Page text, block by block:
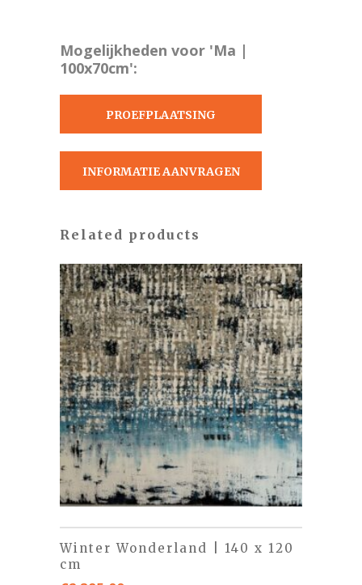
Mogelijkheden voor 'Ma |
100x70cm':
PROEFPLAATSING
INFORMATIE AANVRAGEN
Related products
Winter Wonderland | 140 x 120
cm